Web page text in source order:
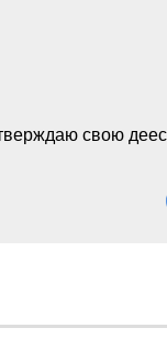
свою